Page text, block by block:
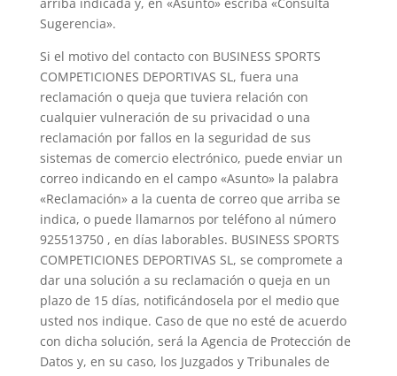
Sugerencia».
Si el motivo del contacto con BUSINESS SPORTS
COMPETICIONES DEPORTIVAS SL, fuera una
reclamación o queja que tuviera relación con
cualquier vulneración de su privacidad o una
reclamación por fallos en la seguridad de sus
sistemas de comercio electrónico, puede enviar un
correo indicando en el campo «Asunto» la palabra
«Reclamación» a la cuenta de correo que arriba se
indica, o puede llamarnos por teléfono al número
925513750 , en días laborables. BUSINESS SPORTS
COMPETICIONES DEPORTIVAS SL, se compromete a
dar una solución a su reclamación o queja en un
plazo de 15 días, notificándosela por el medio que
usted nos indique. Caso de que no esté de acuerdo
con dicha solución, será la Agencia de Protección de
Datos y, en su caso, los Juzgados y Tribunales de